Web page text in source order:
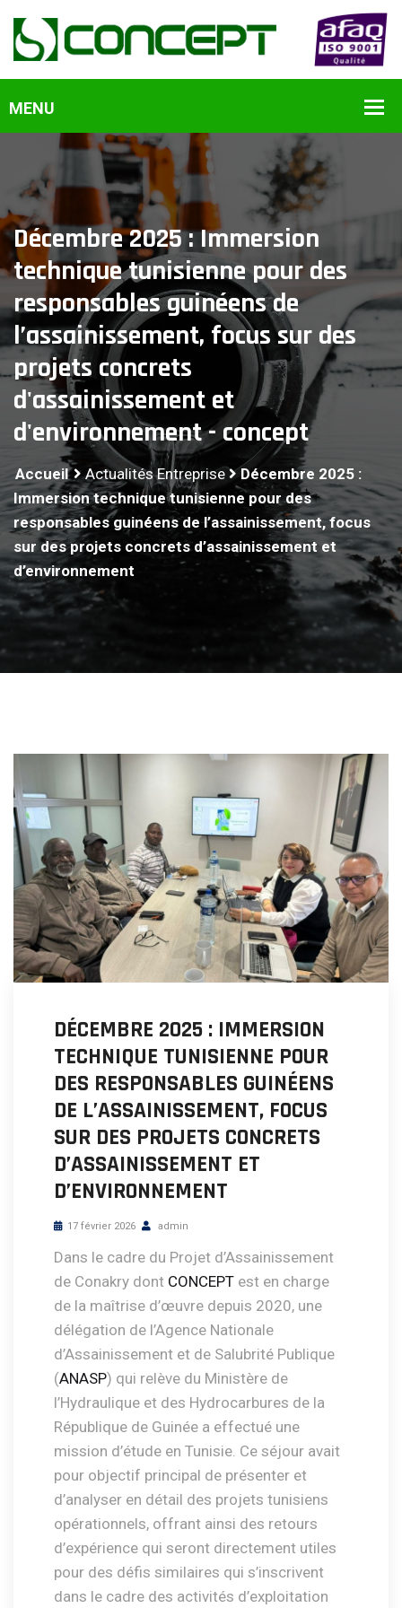
Décembre 2025 : Immersion
technique tunisienne pour des
responsables guinéens de
l’assainissement, focus sur des
projets concrets
d'assainissement et
d'environnement - concept
Accueil Actualités Entreprise
Décembre 2025 :
Immersion technique tunisienne pour des
responsables guinéens de l’assainissement, focus
sur des projets concrets d’assainissement et
d’environnement
DÉCEMBRE 2025 : IMMERSION
TECHNIQUE TUNISIENNE POUR
DES RESPONSABLES GUINÉENS
DE L’ASSAINISSEMENT, FOCUS
SUR DES PROJETS CONCRETS
D’ASSAINISSEMENT ET
D’ENVIRONNEMENT
17 février 2026 admin
Dans le cadre du Projet d’Assainissement
de Conakry dont CONCEPT est en charge
de la maîtrise d’œuvre depuis 2020, une
délégation de l’Agence Nationale
d’Assainissement et de Salubrité Publique
(ANASP) qui relève du Ministère de
l’Hydraulique et des Hydrocarbures de la
République de Guinée a effectué une
mission d’étude en Tunisie. Ce séjour avait
pour objectif principal de présenter et
d’analyser en détail des projets tunisiens
opérationnels, offrant ainsi des retours
d’expérience qui seront directement utiles
pour des défis similaires qui s’inscrivent
dans le cadre des activités d’exploitation